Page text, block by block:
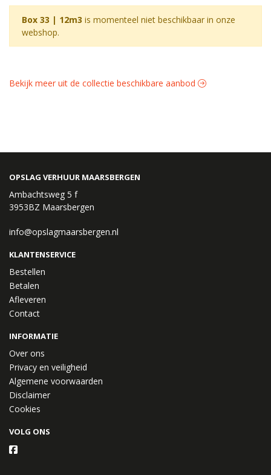
Box 33 | 12m3 is momenteel niet beschikbaar in onze
webshop.
Bekijk meer uit de collectie beschikbare aanbod
OPSLAG VERHUUR MAARSBERGEN
Ambachtsweg 5 f
3953BZ Maarsbergen
info@opslagmaarsbergen.nl
KLANTENSERVICE
Bestellen
Betalen
Afleveren
Contact
INFORMATIE
Over ons
Privacy en veiligheid
Algemene voorwaarden
Disclaimer
Cookies
VOLG ONS